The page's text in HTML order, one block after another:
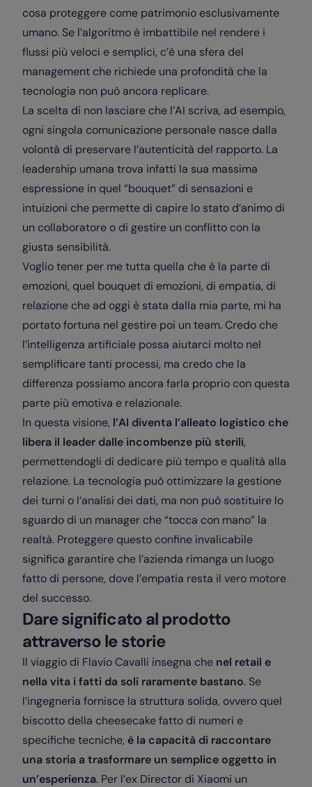
cosa proteggere come patrimonio esclusivamente
umano. Se l’algoritmo è imbattibile nel rendere i
flussi più veloci e semplici, c’è una sfera del
management che richiede una profondità che la
tecnologia non può ancora replicare.
La scelta di non lasciare che l’AI scriva, ad esempio,
ogni singola comunicazione personale nasce dalla
volontà di preservare l’autenticità del rapporto. La
leadership umana trova infatti la sua massima
espressione in quel “bouquet” di sensazioni e
intuizioni che permette di capire lo stato d’animo di
un collaboratore o di gestire un conflitto con la
giusta sensibilità.
Voglio tener per me tutta quella che è la parte di
emozioni, quel bouquet di emozioni, di empatia, di
relazione che ad oggi è stata dalla mia parte, mi ha
portato fortuna nel gestire poi un team. Credo che
l’intelligenza artificiale possa aiutarci molto nel
semplificare tanti processi, ma credo che la
differenza possiamo ancora farla proprio con questa
parte più emotiva e relazionale.
In questa visione, l’AI diventa l’alleato logistico che
libera il leader dalle incombenze più sterili,
permettendogli di dedicare più tempo e qualità alla
relazione. La tecnologia può ottimizzare la gestione
dei turni o l’analisi dei dati, ma non può sostituire lo
sguardo di un manager che “tocca con mano” la
realtà. Proteggere questo confine invalicabile
significa garantire che l’azienda rimanga un luogo
fatto di persone, dove l’empatia resta il vero motore
del successo.
Dare significato al prodotto
attraverso le storie
Il viaggio di Flavio Cavalli insegna che nel retail e
nella vita i fatti da soli raramente bastano. Se
l’ingegneria fornisce la struttura solida, ovvero quel
biscotto della cheesecake fatto di numeri e
specifiche tecniche, è la capacità di raccontare
una storia a trasformare un semplice oggetto in
un’esperienza. Per l’ex Director di Xiaomi un